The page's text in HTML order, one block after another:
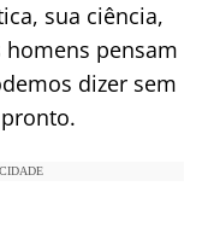
sua ciência,
pensam
dizer sem